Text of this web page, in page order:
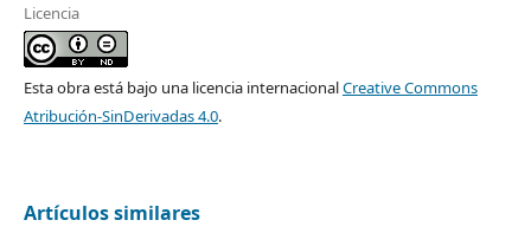
Licencia
Esta obra está bajo una licencia internacionalCreative Commons
Atribución-SinDerivadas 4.0.
Artículos similares